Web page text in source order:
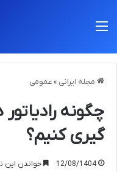
مجله ایرانی » عمومی
چگونه
گیری کنیم؟
12/08/1404 خواندن این نوشته 8 دقیقه